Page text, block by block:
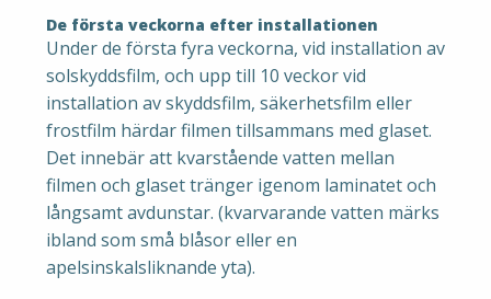
De första veckorna efter installationen
Under de första fyra veckorna, vid installation av
solskyddsfilm, och upp till 10 veckor vid
installation av skyddsfilm, säkerhetsfilm eller
frostfilm härdar filmen tillsammans med glaset.
Det innebär att kvarstående vatten mellan
filmen och glaset tränger igenom laminatet och
långsamt avdunstar. (kvarvarande vatten märks
ibland som små blåsor eller en
apelsinskalsliknande yta).